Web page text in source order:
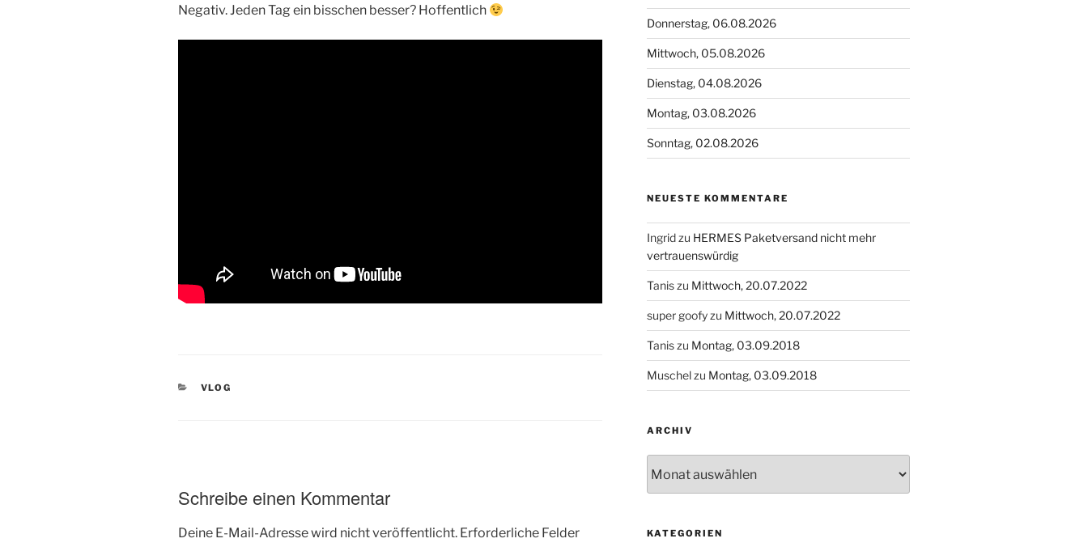
Negativ. Jeden Tag ein bisschen besser? Hoffentlich
KATEGORIEN
VLOG
Schreibe einen Kommentar
Deine E-Mail-Adresse wird nicht veröffentlicht. Erforderliche Felder
Donnerstag, 06.08.2026
Mittwoch, 05.08.2026
Dienstag, 04.08.2026
Montag, 03.08.2026
Sonntag, 02.08.2026
NEUESTE KOMMENTARE
Ingridzu HERMES Paketversand nicht mehr
vertrauenswürdig
Taniszu Mittwoch, 20.07.2022
super goofyzu Mittwoch, 20.07.2022
Taniszu Montag, 03.09.2018
Muschelzu Montag, 03.09.2018
ARCHIV
KATEGORIEN